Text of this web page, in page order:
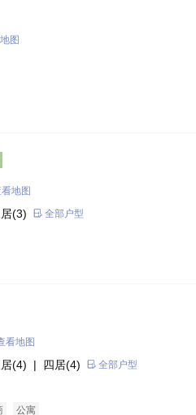
图
地图
(3) 全部户型
看地图
(4) | 四居(4) 全部户型
公寓